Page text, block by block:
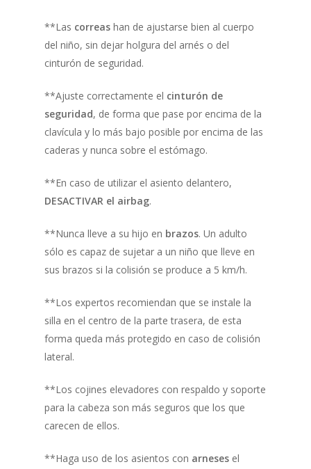
**Las correas han de ajustarse bien al cuerpo
del niño, sin dejar holgura del arnés o del
cinturón de seguridad.
**Ajuste correctamente el cinturón de
seguridad, de forma que pase por encima de la
clavícula y lo más bajo posible por encima de las
caderas y nunca sobre el estómago.
**En caso de utilizar el asiento delantero,
DESACTIVAR el airbag.
**Nunca lleve a su hijo en brazos. Un adulto
sólo es capaz de sujetar a un niño que lleve en
sus brazos si la colisión se produce a 5 km/h.
**Los expertos recomiendan que se instale la
silla en el centro de la parte trasera, de esta
forma queda más protegido en caso de colisión
lateral.
**Los cojines elevadores con respaldo y soporte
para la cabeza son más seguros que los que
carecen de ellos.
**Haga uso de los asientos con arneses el